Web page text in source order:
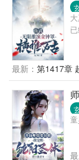
最新： 第1417章